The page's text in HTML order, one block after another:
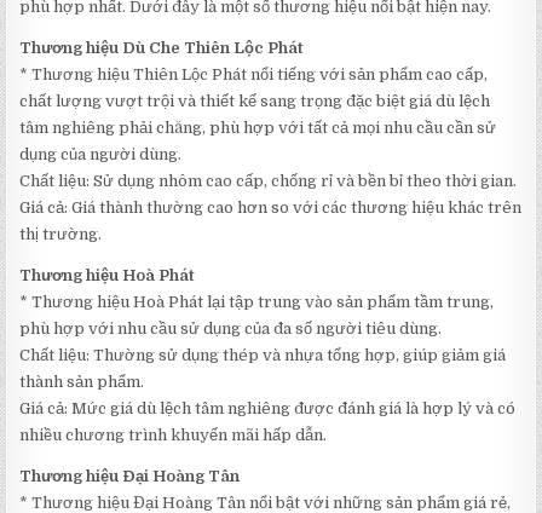
phù hợp nhất. Dưới đây là một số thương hiệu nổi bật hiện nay.
Thương hiệu Dù Che Thiên Lộc Phát
* Thương hiệu Thiên Lộc Phát nổi tiếng với sản phẩm cao cấp,
chất lượng vượt trội và thiết kế sang trọng đặc biệt giá dù lệch
tâm nghiêng phải chăng, phù hợp với tất cả mọi nhu cầu cần sử
dụng của người dùng.
Chất liệu: Sử dụng nhôm cao cấp, chống rỉ và bền bỉ theo thời gian.
Giá cả: Giá thành thường cao hơn so với các thương hiệu khác trên
thị trường.
Thương hiệu Hoà Phát
* Thương hiệu Hoà Phát lại tập trung vào sản phẩm tầm trung,
phù hợp với nhu cầu sử dụng của đa số người tiêu dùng.
Chất liệu: Thường sử dụng thép và nhựa tổng hợp, giúp giảm giá
thành sản phẩm.
Giá cả: Mức giá dù lệch tâm nghiêng được đánh giá là hợp lý và có
nhiều chương trình khuyến mãi hấp dẫn.
Thương hiệu Đại Hoàng Tân
* Thương hiệu Đại Hoàng Tân nổi bật với những sản phẩm giá rẻ,